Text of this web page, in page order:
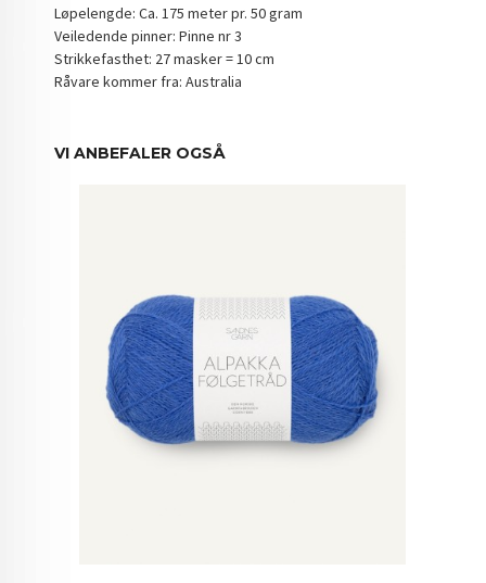
Løpelengde: Ca. 175 meter pr. 50 gram
Veiledende pinner: Pinne nr 3
Strikkefasthet: 27 masker = 10 cm
Råvare kommer fra: Australia
VI ANBEFALER OGSÅ